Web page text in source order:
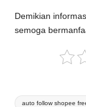
Demikian
semoga
Tags:
auto follow shopee